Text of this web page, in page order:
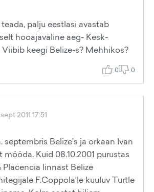
palju eestlasi avastab
hooajaväline aeg- Kesk-
keegi Belize-s? Mehhikos?
0 0
2011 17:51
septembris Belize's ja orkaan Ivan
Kuid 08.10.2001 purustas
Placencia linnast Belize
F.Coppola'le kuuluv Turtle